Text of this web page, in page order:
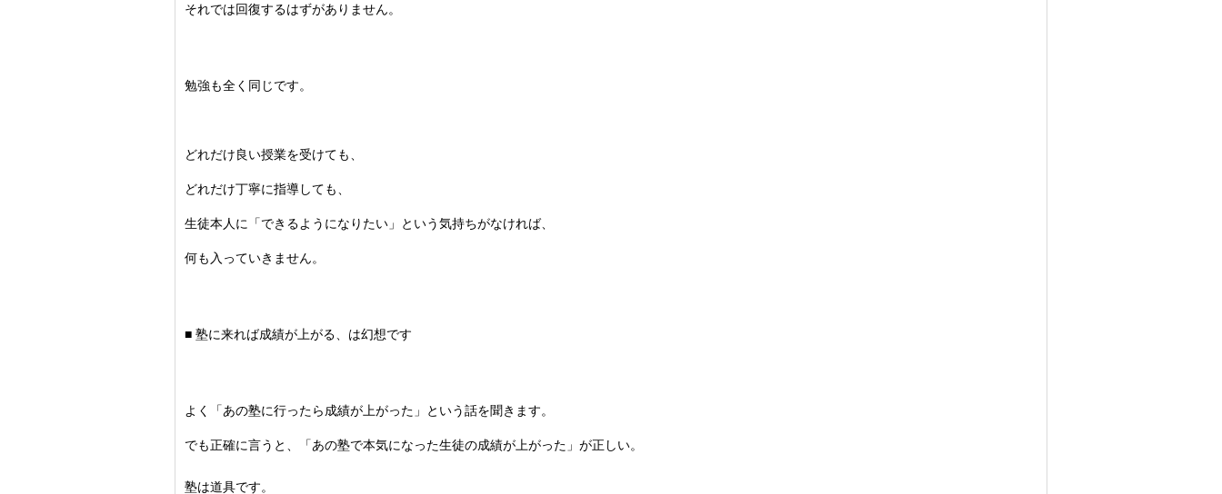
それでは回復するはずがありません。
勉強も全く同じです。
どれだけ良い授業を受けても、
どれだけ丁寧に指導しても、
生徒本人に「できるようになりたい」 という気持ちがなければ、
何も入っていきません。
■ 塾に来れば成績が上がる、は幻想です
よく「あの塾に行ったら成績が上がった」という話を聞きます。
でも正確に言うと、「あの塾で本気になった生徒の成績が上がった」が正しい。
塾は道具です。